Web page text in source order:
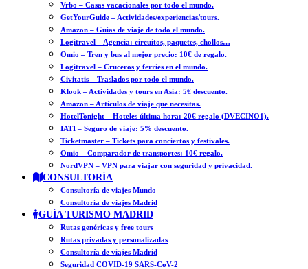
Vrbo – Casas vacacionales por todo el mundo.
GetYourGuide – Actividades/experiencias/tours.
Amazon – Guías de viaje de todo el mundo.
Logitravel – Agencia: circuitos, paquetes, chollos…
Omio – Tren y bus al mejor precio: 10€ de regalo.
Logitravel – Cruceros y ferries en el mundo.
Civitatis – Traslados por todo el mundo.
Klook – Actividades y tours en Asia: 5€ descuento.
Amazon – Artículos de viaje que necesitas.
HotelTonight – Hoteles última hora: 20€ regalo (DVECINO1).
IATI – Seguro de viaje: 5% descuento.
Ticketmaster – Tickets para conciertos y festivales.
Omio – Comparador de transportes: 10€ regalo.
NordVPN – VPN para viajar con seguridad y privacidad.
CONSULTORÍA
Consultoría de viajes Mundo
Consultoría de viajes Madrid
GUÍA TURISMO MADRID
Rutas genéricas y free tours
Rutas privadas y personalizadas
Consultoría de viajes Madrid
Seguridad COVID-19 SARS-CoV-2